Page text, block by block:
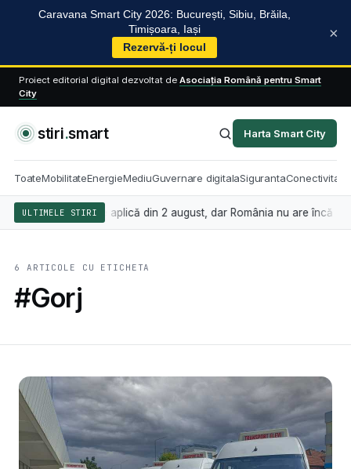
Caravana Smart City 2026: București, Sibiu, Brăila,
Timișoara, Iași
Rezervă-ți locul
×
Proiect editorial digital dezvoltat de Asociația Română pentru Smart
City
stiri.smart Harta Smart City
ToateMobilitateEnergieMediuGuvernare digitalaSigurantaConectivitate
ULTIMELE STIRI
artificială se aplică din 2 august, dar România nu are încă legea
6 ARTICOLE CU ETICHETA
#Gorj